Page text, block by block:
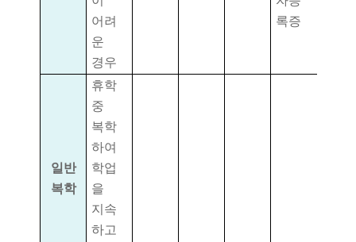
어려
운
경우
록증
일반
복학
휴학
중
복학
하여
학업
을
지속
하고